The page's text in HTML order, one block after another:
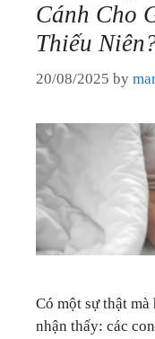
NUÔI DẠY TRẺ
GIÁO DỤC
KỲ NGHỈ & ĐIỂM ĐẾN
QUÀ TẶNG & SỰ KIỆN
QUÀ TẶNG & SỰ KIỆN
Cánh Cho
Thiếu
20/08/2025 by
Có một sự thật
nhận thấy: các